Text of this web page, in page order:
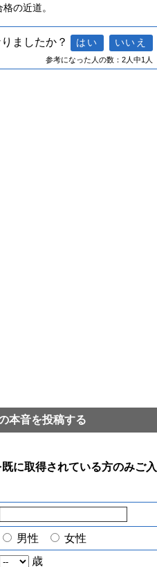
の近道。
ましたか？
参考になった人の数：2人中1人
本音を投稿する
に取得されている方のみご入
男性
女性
歳